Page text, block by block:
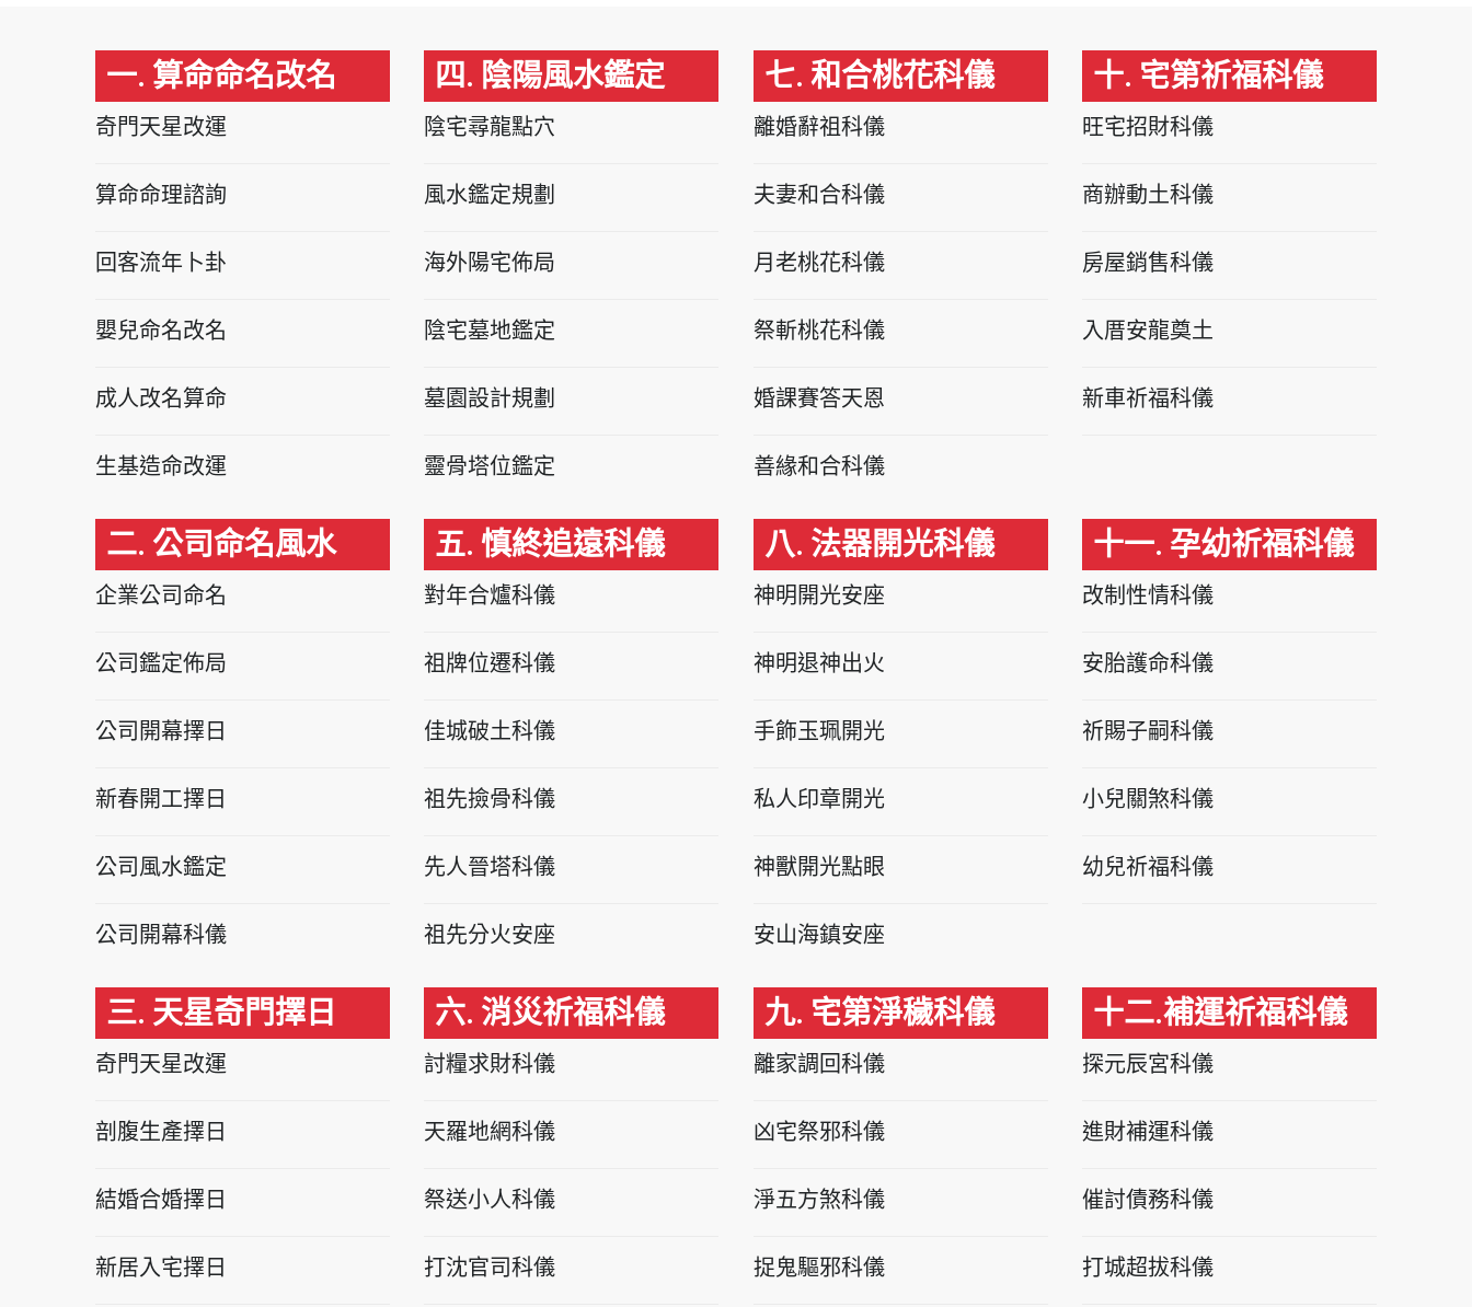
一. 算命命名改名
奇門天星改運
算命命理諮詢
回客流年卜卦
嬰兒命名改名
成人改名算命
生基造命改運
二. 公司命名風水
企業公司命名
公司鑑定佈局
公司開幕擇日
新春開工擇日
公司風水鑑定
公司開幕科儀
三. 天星奇門擇日
奇門天星改運
剖腹生產擇日
結婚合婚擇日
新居入宅擇日
四. 陰陽風水鑑定
陰宅尋龍點穴
風水鑑定規劃
海外陽宅佈局
陰宅墓地鑑定
墓園設計規劃
靈骨塔位鑑定
五. 慎終追遠科儀
對年合爐科儀
祖牌位遷科儀
佳城破土科儀
祖先撿骨科儀
先人晉塔科儀
祖先分火安座
六. 消災祈福科儀
討糧求財科儀
天羅地網科儀
祭送小人科儀
打沈官司科儀
七. 和合桃花科儀
離婚辭祖科儀
夫妻和合科儀
月老桃花科儀
祭斬桃花科儀
婚課賽答天恩
善緣和合科儀
八. 法器開光科儀
神明開光安座
神明退神出火
手飾玉珮開光
私人印章開光
神獸開光點眼
安山海鎮安座
九. 宅第淨穢科儀
離家調回科儀
凶宅祭邪科儀
淨五方煞科儀
捉鬼驅邪科儀
十. 宅第祈福科儀
旺宅招財科儀
商辦動土科儀
房屋銷售科儀
入厝安龍奠土
新車祈福科儀
十一. 孕幼祈福科儀
改制性情科儀
安胎護命科儀
祈賜子嗣科儀
小兒關煞科儀
幼兒祈福科儀
十二.補運祈福科儀
探元辰宮科儀
進財補運科儀
催討債務科儀
打城超拔科儀